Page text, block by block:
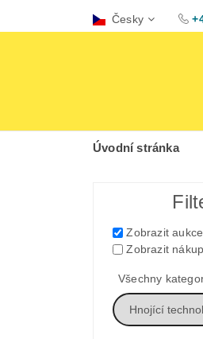
Česky
Úvodní stránka
Zobrazit aukce
Zobrazit
Všechny